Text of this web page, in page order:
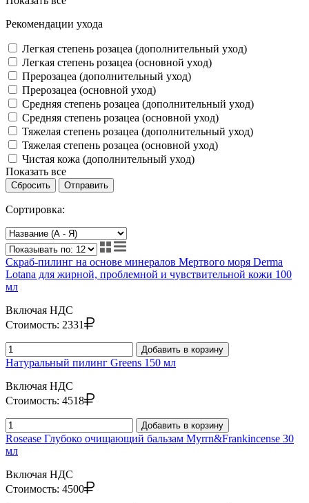
Рекомендации ухода
Легкая степень розацеа (дополнительный уход)
Легкая степень розацеа (основной уход)
Прерозацеа (дополнительный уход)
Прерозацеа (основной уход)
Средняя степень розацеа (дополнительный уход)
Средняя степень розацеа (основной уход)
Тяжелая степень розацеа (дополнительный уход)
Тяжелая степень розацеа (основной уход)
Чистая кожа (дополнительный уход)
Показать все
Сбросить Отправить
Сортировка:
Скраб-пилинг на основе минералов Мертвого моря Derma
Lotana для жирной, проблемной и чувствительной кожи 100
мл
Включая НДС
Стоимость: 2331
Добавить в корзину
Натуральный пилинг Greens 150 мл
Включая НДС
Стоимость: 4518
Добавить в корзину
Rosease Глубоко очищающий бальзам Myrrn&Frankincense 30
мл
Включая НДС
Стоимость: 4500